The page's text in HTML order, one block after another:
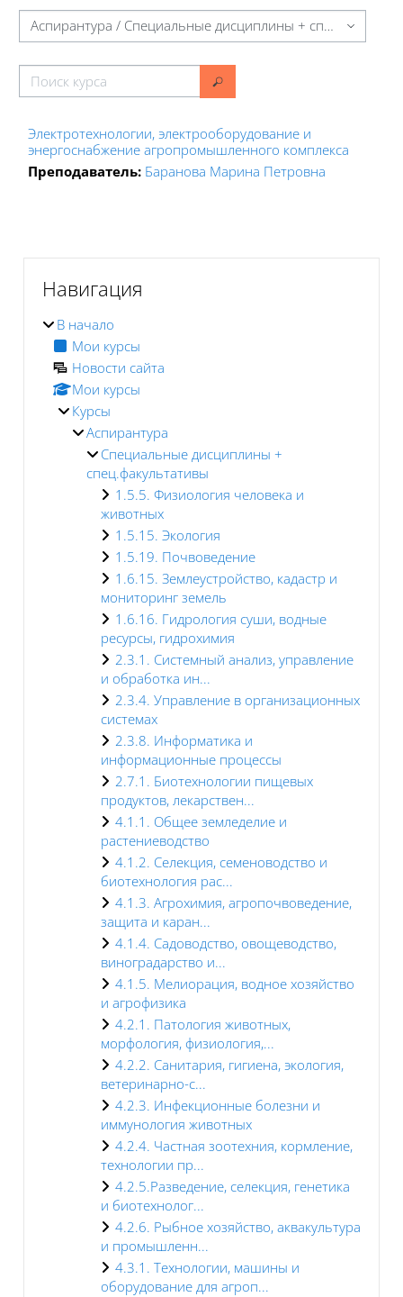
Категории курсов
Поиск курса
Поиск курса
Электротехнологии, электрооборудование и
энергоснабжение агропромышленного комплекса
Преподаватель: Баранова Марина Петровна
Навигация
В начало
Мои курсы
Новости сайта
Мои курсы
Курсы
Аспирантура
Специальные дисциплины +
спец.факультативы
1.5.5. Физиология человека и
животных
1.5.15. Экология
1.5.19. Почвоведение
1.6.15. Землеустройство, кадастр и
мониторинг земель
1.6.16. Гидрология суши, водные
ресурсы, гидрохимия
2.3.1. Системный анализ, управление
и обработка ин...
2.3.4. Управление в организационных
системах
2.3.8. Информатика и
информационные процессы
2.7.1. Биотехнологии пищевых
продуктов, лекарствен...
4.1.1. Общее земледелие и
растениеводство
4.1.2. Селекция, семеноводство и
биотехнология рас...
4.1.3. Агрохимия, агропочвоведение,
защита и каран...
4.1.4. Садоводство, овощеводство,
виноградарство и...
4.1.5. Мелиорация, водное хозяйство
и агрофизика
4.2.1. Патология животных,
морфология, физиология,...
4.2.2. Санитария, гигиена, экология,
ветеринарно-с...
4.2.3. Инфекционные болезни и
иммунология животных
4.2.4. Частная зоотехния, кормление,
технологии пр...
4.2.5.Разведение, селекция, генетика
и биотехнолог...
4.2.6. Рыбное хозяйство, аквакультура
и промышленн...
4.3.1. Технологии, машины и
оборудование для агроп...